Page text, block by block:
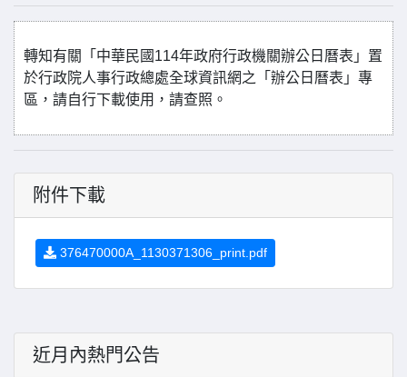
轉知有關「中華民國114年政府行政機關辦公日曆表」置
於行政院人事行政總處全球資訊網之「辦公日曆表」專
區，請自行下載使用，請查照。
附件下載
376470000A_1130371306_print.pdf
近月內熱門公告